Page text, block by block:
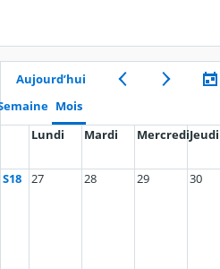
Aujourd’hui
Mois
Lundi
Mardi MercrediJeudi
S18 27 28 29 30